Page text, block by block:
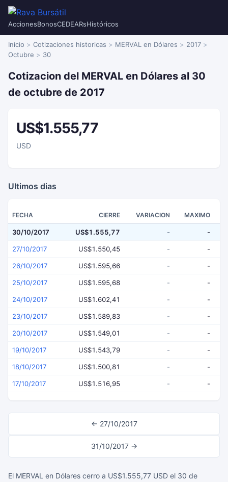
AccionesBonosCEDEARsHistóricos
Inicio Cotizaciones historicas MERVAL en Dólares
2017
Octubre
30
Cotizacion del MERVAL en Dólares al 30
de octubre de 2017
US$1.555,77
USD
Ultimos dias
FECHA CIERRE VARIACION MAXIMO
30/10/2017 US$1.555,77 - -
27/10/2017 US$1.550,45 - -
26/10/2017 US$1.595,66 - -
25/10/2017 US$1.595,68 - -
24/10/2017 US$1.602,41 - -
23/10/2017 US$1.589,83 - -
20/10/2017 US$1.549,01 - -
19/10/2017 US$1.543,79 - -
18/10/2017 US$1.500,81 - -
17/10/2017 US$1.516,95 - -
← 27/10/2017
31/10/2017 →
El MERVAL en Dólares cerro a US$1.555,77 USD el 30 de